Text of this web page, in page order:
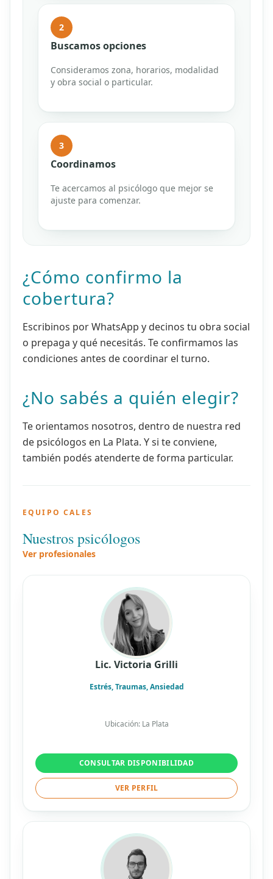
2
Buscamos opciones
Consideramos zona, horarios, modalidad
y obra social o particular.
3
Coordinamos
Te acercamos al psicólogo que mejor se
ajuste para comenzar.
¿Cómo confirmo la
cobertura?
Escribinos por WhatsApp y decinos tu obra social
o prepaga y qué necesitás. Te confirmamos las
condiciones antes de coordinar el turno.
¿No sabés a quién elegir?
Te orientamos nosotros, dentro de nuestra red
de psicólogos en La Plata. Y si te conviene,
también podés atenderte de forma particular.
EQUIPO CALES
Nuestros psicólogos
Ver profesionales
Lic. Victoria Grilli
Estrés, Traumas, Ansiedad
Ubicación: La Plata
CONSULTAR DISPONIBILIDAD
VER PERFIL